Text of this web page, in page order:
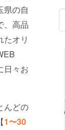
県の自
、高品
たオリ
日々お
んどの
1〜30